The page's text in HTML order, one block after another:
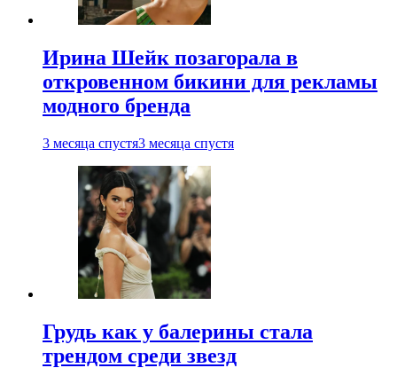
Ирина Шейк позагорала в
откровенном бикини для рекламы
модного бренда
3 месяца спустя3 месяца спустя
Грудь как у балерины стала
трендом среди звезд